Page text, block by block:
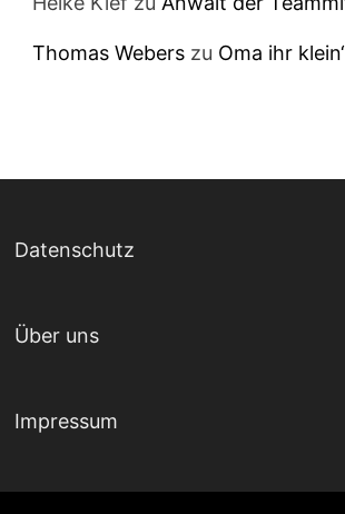
Thomas Webers zu Oma ihr
Datenschutz
Über uns
Impressum